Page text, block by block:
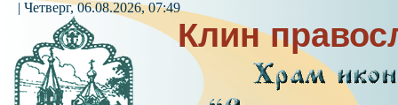
Клин
| Четверг, 06.08.2026, 07:49